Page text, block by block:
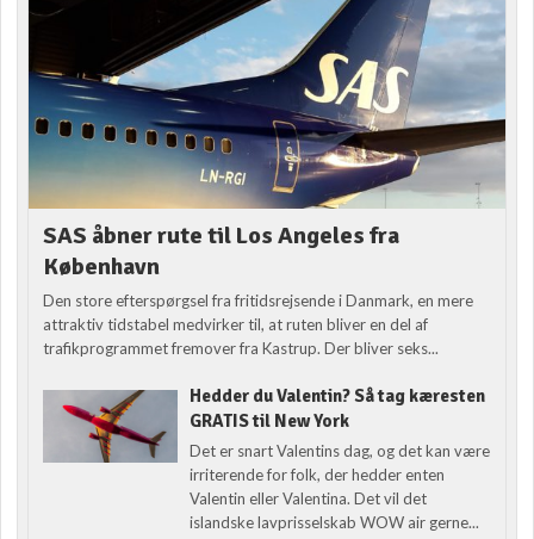
SAS åbner rute til Los Angeles fra
København
Den store efterspørgsel fra fritidsrejsende i Danmark, en mere
attraktiv tidstabel medvirker til, at ruten bliver en del af
trafikprogrammet fremover fra Kastrup. Der bliver seks...
Hedder du Valentin? Så tag kæresten
GRATIS til New York
Det er snart Valentins dag, og det kan være
irriterende for folk, der hedder enten
Valentin eller Valentina. Det vil det
islandske lavprisselskab WOW air gerne...